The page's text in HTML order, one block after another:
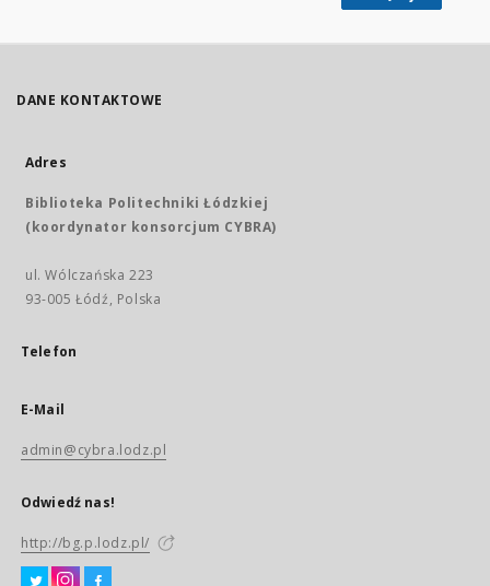
DANE KONTAKTOWE
Adres
Biblioteka Politechniki Łódzkiej
(koordynator konsorcjum CYBRA)
ul. Wólczańska 223
93-005 Łódź, Polska
Telefon
E-Mail
admin@cybra.lodz.pl
Odwiedź nas!
http://bg.p.lodz.pl/